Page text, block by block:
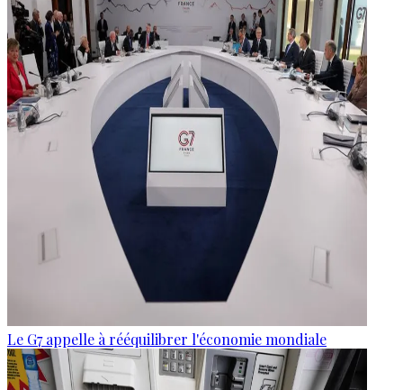
Le G7 appelle à rééquilibrer l'économie mondiale